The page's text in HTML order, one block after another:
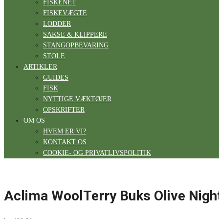
FISKENET
FISKEVÆGTE
LODDER
SAKSE & KLIPPERE
STANGOPBEVARING
STOLE
ARTIKLER
GUIDES
FISK
NYTTIGE VÆKTØJER
OPSKRIFTER
OM OS
HVEM ER VI?
KONTAKT OS
COOKIE- OG PRIVATLIVSPOLITIK
Aclima WoolTerry Buks Olive